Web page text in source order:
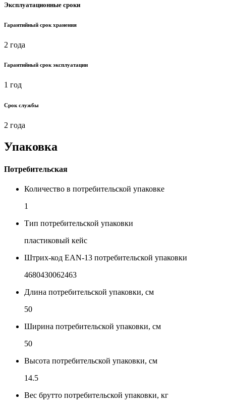
Эксплуатационные сроки
Гарантийный срок хранения
2 года
Гарантийный срок эксплуатации
1 год
Срок службы
2 года
Упаковка
Потребительская
Количество в потребительской упаковке
1
Тип потребительской упаковки
пластиковый кейс
Штрих-код EAN-13 потребительской упаковки
4680430062463
Длина потребительской упаковки, см
50
Ширина потребительской упаковки, см
50
Высота потребительской упаковки, см
14.5
Вес брутто потребительской упаковки, кг